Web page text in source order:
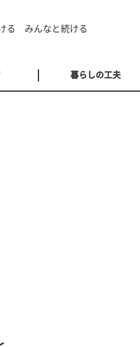
る みんなと続ける
暮らしの工夫